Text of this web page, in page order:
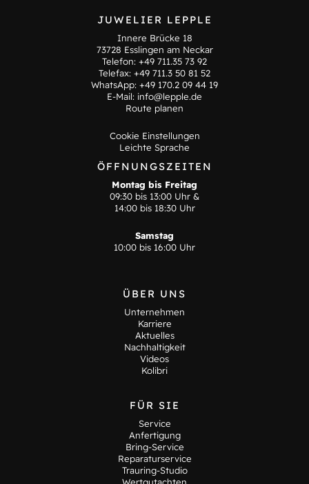
JUWELIER LEPPLE
Innere Brücke 18
73728 Esslingen am Neckar
Telefon: +49 711.35 73 92
Telefax: +49 711.3 50 81 52
WhatsApp: +49 170.2 09 44 19
E-Mail: info@lepple.de
Route planen
Cookie Einstellungen
Leichte Sprache
ÖFFNUNGSZEITEN
Montag bis Freitag
09:30 bis 13:00 Uhr &
14:00 bis 18:30 Uhr
Samstag
10:00 bis 16:00 Uhr
ÜBER UNS
Unternehmen
Karriere
Aktuelles
Nachhaltigkeit
Videos
Kolibri
FÜR SIE
Service
Anfertigung
Bring-Service
Reparaturservice
Trauring-Studio